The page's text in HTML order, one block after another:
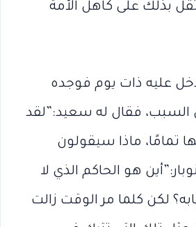
بذلك على كاهل الأمة
دخل عليه ذات يوم فوجده
السبب، فقال له سعيد:”لقد
تمامًا، ماذا سيقولون
هو الحاكم الذي لا
لكن كلما مر الوقت زالت